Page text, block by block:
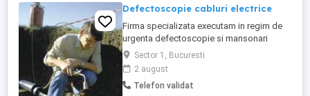
Defectoscopie cabluri electrice
Firma specializata executam in regim de
urgenta defectoscopie si mansonari
cabluri electrice. Asiguram garantia si
service permanent indiferent de zona.
Eliberam chitanta si factura fiscala. Tel:
Sector 1, Bucuresti
2 august
Telefon validat